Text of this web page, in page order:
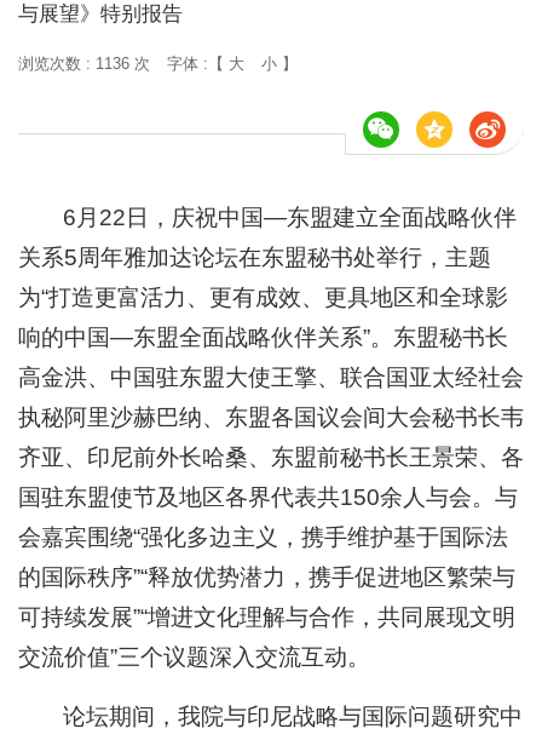
与展望》特别报告
浏览次数 : 1136 次 字体 :【 大 小 】
6月22日，庆祝中国—东盟建立全面战略伙伴
关系5周年雅加达论坛在东盟秘书处举行，主题
为“打造更富活力、更有成效、更具地区和全球影
响的中国—东盟全面战略伙伴关系”。东盟秘书长
高金洪、中国驻东盟大使王擎、联合国亚太经社会
执秘阿里沙赫巴纳、东盟各国议会间大会秘书长韦
齐亚、印尼前外长哈桑、东盟前秘书长王景荣、各
国驻东盟使节及地区各界代表共150余人与会。与
会嘉宾围绕“强化多边主义，携手维护基于国际法
的国际秩序”“释放优势潜力，携手促进地区繁荣与
可持续发展”“增进文化理解与合作，共同展现文明
交流价值”三个议题深入交流互动。
论坛期间，我院与印尼战略与国际问题研究中